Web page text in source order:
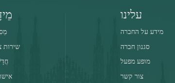
שירות
עלינו
מידע על החברה
סגנון חברה
מופע מפעל
צור קשר